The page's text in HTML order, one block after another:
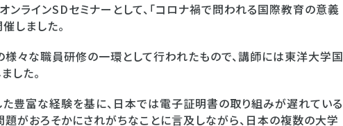
ンラインSDセミナーとして、「コロナ禍で問われる国際教育の意義
しました。
々な職員研修の一環として行われたもので、講師には東洋大学国
した。
豊富な経験を基に、日本では電子証明書の取り組みが遅れている
がおろそかにされがちなことに言及しながら、日本の複数の大学